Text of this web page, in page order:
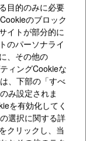
for use in
heaters. This
目的のみに必要
のブロック
イトが部分的に
のパーソナライ
、その他の
ィングCookieな
、下部の「すべ
み設定されま
を有効化してく
選択に関する詳
クリックし、当